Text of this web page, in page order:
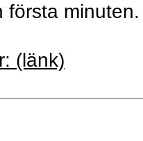
första minuten.
(länk)